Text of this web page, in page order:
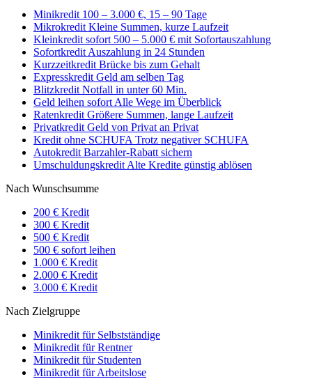
Minikredit 100 – 3.000 €, 15 – 90 Tage
Mikrokredit Kleine Summen, kurze Laufzeit
Kleinkredit sofort 500 – 5.000 € mit Sofortauszahlung
Sofortkredit Auszahlung in 24 Stunden
Kurzzeitkredit Brücke bis zum Gehalt
Expresskredit Geld am selben Tag
Blitzkredit Notfall in unter 60 Min.
Geld leihen sofort Alle Wege im Überblick
Ratenkredit Größere Summen, lange Laufzeit
Privatkredit Geld von Privat an Privat
Kredit ohne SCHUFA Trotz negativer SCHUFA
Autokredit Barzahler-Rabatt sichern
Umschuldungskredit Alte Kredite günstig ablösen
Nach Wunschsumme
200 € Kredit
300 € Kredit
500 € Kredit
500 € sofort leihen
1.000 € Kredit
2.000 € Kredit
3.000 € Kredit
Nach Zielgruppe
Minikredit für Selbstständige
Minikredit für Rentner
Minikredit für Studenten
Minikredit für Arbeitslose